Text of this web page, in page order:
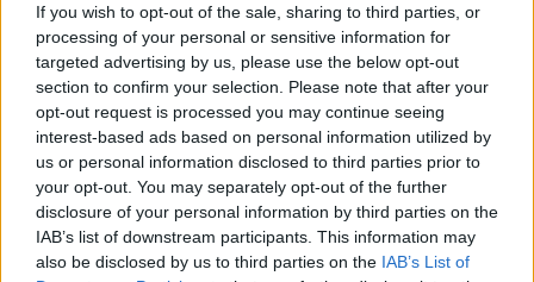
If you wish to opt-out of the sale, sharing to third parties, or
processing of your personal or sensitive information for
targeted advertising by us, please use the below opt-out
section to confirm your selection. Please note that after your
opt-out request is processed you may continue seeing
interest-based ads based on personal information utilized by
us or personal information disclosed to third parties prior to
your opt-out. You may separately opt-out of the further
disclosure of your personal information by third parties on the
IAB’s list of downstream participants. This information may
also be disclosed by us to third parties on the IAB’s List of
παραγωγής ενώ στο δεύτερο μέρος, οι
διαγωνιζόμενοι θα ερμηνεύσουν ένα
τραγούδι προσωπικής επιλογής, με
ιδιαίτερη σημασία για τους ίδιους. Η
συγκεκριμένη εμφάνιση θα αντιμετωπιστεί
ουσιαστικά ως solo performance, καθώς το
μεγαλύτερο μέρος του τραγουδιού θα
ερμηνεύεται από τον διαγωνιζόμενο, με τον
coach να έχει περισσότερο υποστηρικτικό